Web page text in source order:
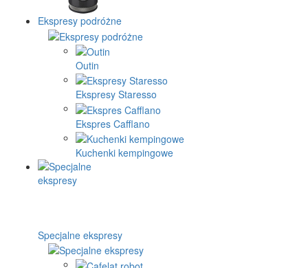
Ekspresy podróżne
Outin
Ekspresy Staresso
Ekspres Cafflano
Kuchenki kempingowe
Specjalne ekspresy